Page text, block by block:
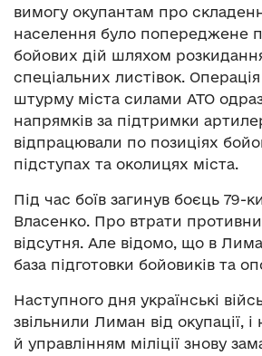
вимогу окупантам про
населення було попереджене
бойових дій шляхом
спеціальних листівок.
штурму міста силами АТО
напрямків за підтримки
відпрацювали по позиціях
підступах та околицях міста.
Під час боїв загинув боєць 79-
Власенко. Про втрати
відсутня. Але відомо, що в
база підготовки бойовиків та
Наступного дня українські
звільнили Лиман від окупації,
й управлінням міліції знову